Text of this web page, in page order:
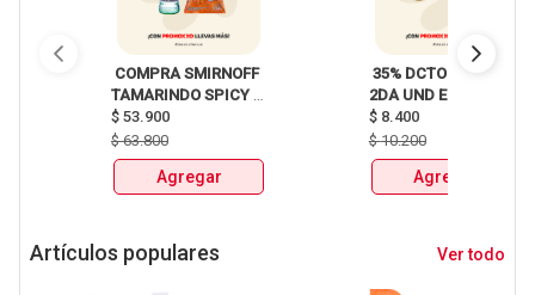
COMPRA SMIRNOFF
TAMARINDO SPICY
X750ml Y LLEVATE
DETODITO 165GR o
150GR
$ 53.900
$63.800
Agregar
35% DCTO EN LA
2DA UND EN
CERVEZA CLUB
COLOMBIA LATA
X330ml
$ 8.400
$10.200
Agregar
Artículos populares Ver todo